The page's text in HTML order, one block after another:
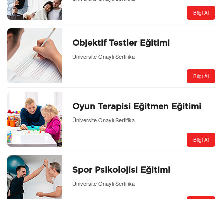
Bilgi Al
Objektif Testler Eğitimi
Üniversite Onaylı Sertifika
Bilgi Al
Oyun Terapisi Eğitmen Eğitimi
Üniversite Onaylı Sertifika
Bilgi Al
Spor Psikolojisi Eğitimi
Üniversite Onaylı Sertifika